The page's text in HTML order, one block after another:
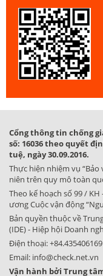
Cổng thông tin chống
số: 16036 theo quyết
tuệ, ngày 30.09.2016.
Thực hiện nhiệm vụ
niên trên quy mô toàn
Theo kế hoạch số 99 / KH
ương Cuộc vận động
Bản quyền thuộc về
(IDE) - Hiệp hội Doanh
Điện thoại:+84.435406169
Email: info@check.net.vn
Vận hành bởi Trung